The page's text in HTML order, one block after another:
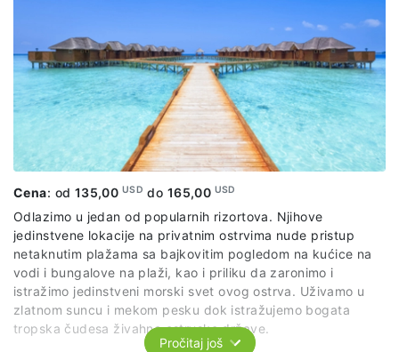
Cena: od 135,00 USD do 165,00 USD
Odlazimo u jedan od popularnih rizortova. Njihove
jedinstvene lokacije na privatnim ostrvima nude pristup
netaknutim plažama sa bajkovitim pogledom na kućice na
vodi i bungalove na plaži, kao i priliku da zaronimo i
istražimo jedinstveni morski svet ovog ostrva. Uživamo u
zlatnom suncu i mekom pesku dok istražujemo bogata
tropska čudesa živahne ostrvske države.
Pročitaj još